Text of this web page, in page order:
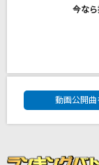
今な
動画公開曲